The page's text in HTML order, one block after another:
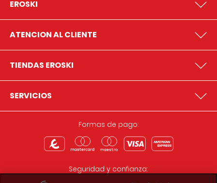
EROSKI
ATENCION AL CLIENTE
TIENDAS EROSKI
SERVICIOS
Formas de pago:
Seguridad y confianza: